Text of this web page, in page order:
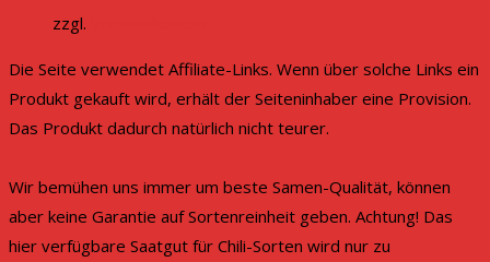
2,00 €.1,50 €.
zzgl.
Die Seite verwendet Affiliate-Links. Wenn über solche Links ein
Produkt gekauft wird, erhält der Seiteninhaber eine Provision.
Das Produkt dadurch natürlich nicht teurer.
Wir bemühen uns immer um beste Samen-Qualität, können
aber keine Garantie auf Sortenreinheit geben. Achtung! Das
hier verfügbare Saatgut für Chili-Sorten wird nur zu